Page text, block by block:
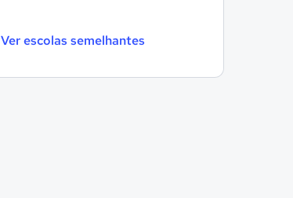
Ver escolas semelhantes